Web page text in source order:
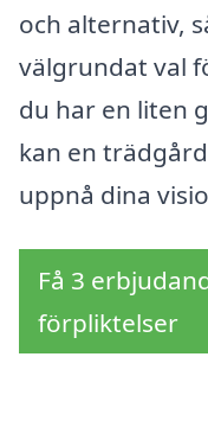
och alternativ,
välgrundat val
du har en liten
kan en
uppnå dina
Få 3
förpliktelser